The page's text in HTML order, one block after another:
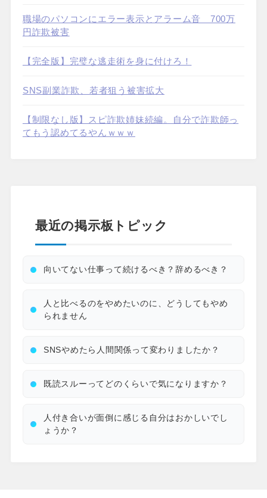
職場のパソコンにエラー表示とアラーム音 700万
円詐欺被害
【完全版】完璧な逃走術を身に付けろ！
SNS副業詐欺、若者狙う被害拡大
【制限なし版】スピ詐欺姉妹続編。自分で詐欺師っ
てもう認めてるやんｗｗｗ
最近の掲示板トピック
向いてない仕事って続けるべき？辞めるべき？
人と比べるのをやめたいのに、どうしてもやめ
られません
SNSやめたら人間関係って変わりましたか？
既読スルーってどのくらいで気になりますか？
人付き合いが面倒に感じる自分はおかしいでし
ょうか？